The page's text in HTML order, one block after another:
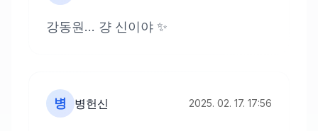
강동원... 걍 신이야 ✨
병 병헌신 2025. 02. 17. 17:56